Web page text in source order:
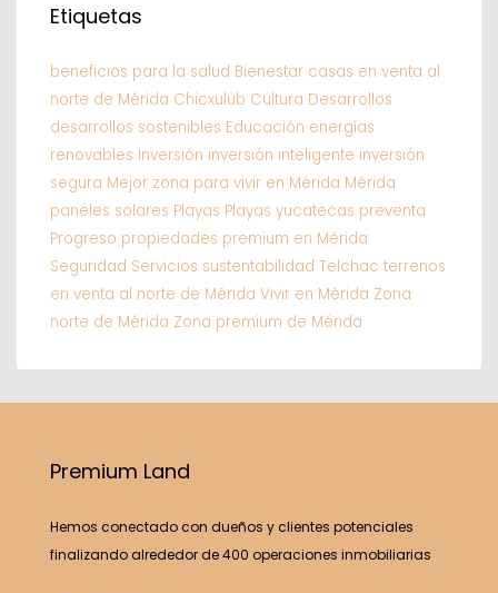
Etiquetas
beneficios para la salud Bienestar casas en venta al
norte de Mérida Chicxulub Cultura Desarrollos
desarrollos sostenibles Educación energías
renovables Inversión inversión inteligente inversión
segura Mejor zona para vivir en Mérida Mérida
paneles solares Playas Playas yucatecas preventa
Progreso propiedades premium en Mérida
Seguridad Servicios sustentabilidad Telchac terrenos
en venta al norte de Mérida Vivir en Mérida Zona
norte de Mérida Zona premium de Mérida
Premium Land
Hemos conectado con dueños y clientes potenciales
finalizando alrededor de 400 operaciones inmobiliarias